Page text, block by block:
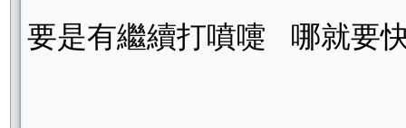
要是有繼續打噴嚏 哪就要